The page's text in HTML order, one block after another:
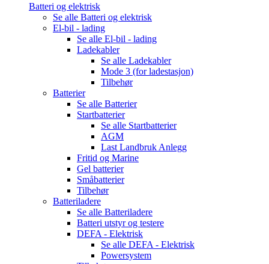
Batteri og elektrisk
Se alle Batteri og elektrisk
El-bil - lading
Se alle El-bil - lading
Ladekabler
Se alle Ladekabler
Mode 3 (for ladestasjon)
Tilbehør
Batterier
Se alle Batterier
Startbatterier
Se alle Startbatterier
AGM
Last Landbruk Anlegg
Fritid og Marine
Gel batterier
Småbatterier
Tilbehør
Batteriladere
Se alle Batteriladere
Batteri utstyr og testere
DEFA - Elektrisk
Se alle DEFA - Elektrisk
Powersystem